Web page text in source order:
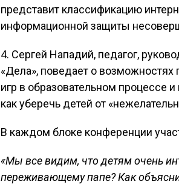
представит классификацию
информационной защиты
4. Сергей Нападий, педагог,
«Дела», поведает о
игр в образовательном процессе
как уберечь детей от
В каждом блоке конференции
«Мы все видим, что детям очень
переживающему папе? Как